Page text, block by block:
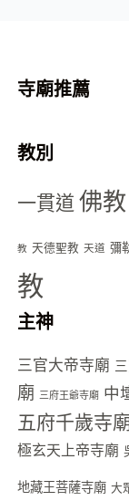
寺廟推薦
教別
一貫道 佛教
教 天德聖教 天道 彌
教
主神
三官大帝寺廟
廟 三府王爺寺廟 中
五府千歲寺
極玄天上帝寺廟
地藏王菩薩寺廟 大